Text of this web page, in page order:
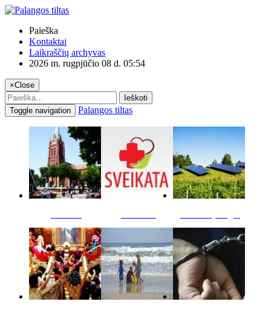
Paieška
Kontaktai
Laikraščių archyvas
2026 m. rugpjūčio 08 d. 05:54
×Close
Ieškoti
Toggle navigation
Palangos tiltas